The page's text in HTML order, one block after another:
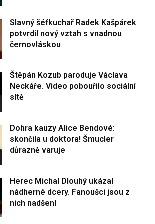
Slavný šéfkuchař Radek Kašpárek
potvrdil nový vztah s vnadnou
černovláskou
Štěpán Kozub paroduje Václava
Neckáře. Video pobouřilo sociální
sítě
Dohra kauzy Alice Bendové:
skončila u doktora! Šmucler
důrazně varuje
Herec Michal Dlouhý ukázal
nádherné dcery. Fanoušci jsou z
nich nadšení